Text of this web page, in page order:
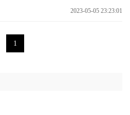
2023-05-05 23:23:01
1